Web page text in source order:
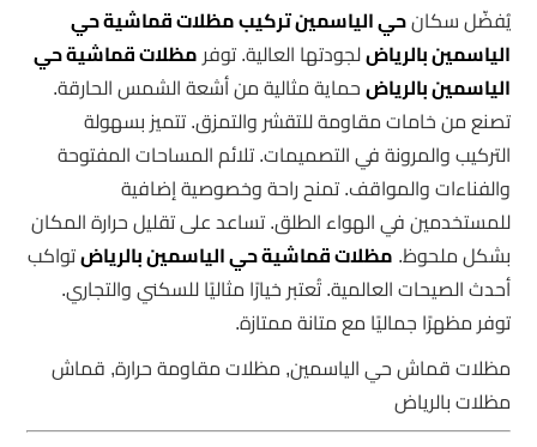
يُفضّل سكانحي الياسمين تركيب مظلات قماشية حي
الياسمين بالرياضلجودتها العالية. توفر مظلات قماشية حي
الياسمين بالرياضحماية مثالية من أشعة الشمس الحارقة.
تصنع من خامات مقاومة للتقشر والتمزق. تتميز بسهولة
التركيب والمرونة في التصميمات. تلائم المساحات المفتوحة
والفناءات والمواقف. تمنح راحة وخصوصية إضافية
للمستخدمين في الهواء الطلق. تساعد على تقليل حرارة المكان
بشكل ملحوظ. مظلات قماشية حي الياسمين بالرياضتواكب
أحدث الصيحات العالمية. تُعتبر خيارًا مثاليًا للسكني والتجاري.
توفر مظهرًا جماليًا مع متانة ممتازة.
مظلات قماش حي الياسمين, مظلات مقاومة حرارة, قماش
مظلات بالرياض